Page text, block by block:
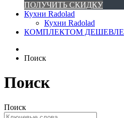
ПОЛУЧИТЬ СКИДКУ
Кухни Radolad
Кухни Radolad
КОМПЛЕКТОМ ДЕШЕВЛЕ
Поиск
Поиск
Поиск